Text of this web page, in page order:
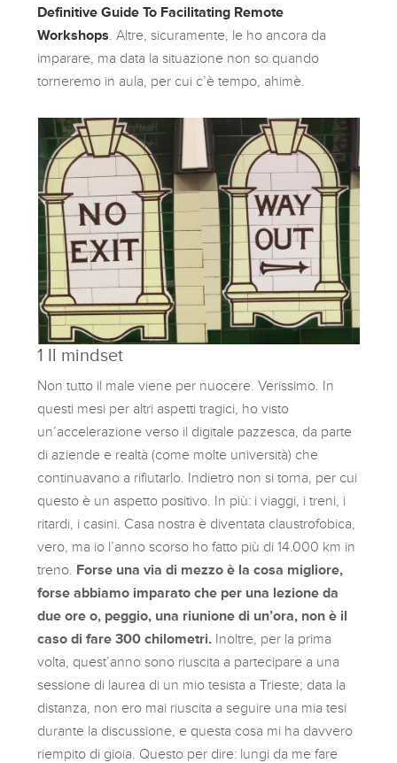
Definitive Guide To Facilitating Remote
Workshops . Altre, sicuramente, le ho ancora da
imparare, ma data la situazione non so quando
torneremo in aula, per cui c’è tempo, ahimè.
1 Il mindset
Non tutto il male viene per nuocere. Verissimo. In
questi mesi per altri aspetti tragici, ho visto
un’accelerazione verso il digitale pazzesca, da parte
di aziende e realtà (come molte università) che
continuavano a rifiutarlo. Indietro non si torna, per cui
questo è un aspetto positivo. In più: i viaggi, i treni, i
ritardi, i casini. Casa nostra è diventata claustrofobica,
vero, ma io l’anno scorso ho fatto più di 14.000 km in
treno. Forse una via di mezzo è la cosa migliore,
forse abbiamo imparato che per una lezione da
due ore o, peggio, una riunione di un’ora, non è il
caso di fare 300 chilometri. Inoltre, per la prima
volta, quest’anno sono riuscita a partecipare a una
sessione di laurea di un mio tesista a Trieste; data la
distanza, non ero mai riuscita a seguire una mia tesi
durante la discussione, e questa cosa mi ha davvero
riempito di gioia. Questo per dire: lungi da me fare